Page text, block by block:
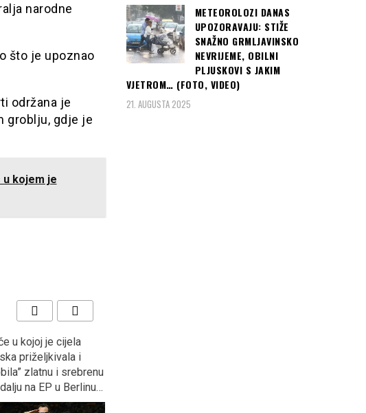
narodne
što je upoznao
održana je
groblju, gdje je
kojem je
u kojoj je cijela
priželjkivala i
zlatnu i srebrenu
na EP u Berlinu…
METEOROLOZI DANAS
UPOZORAVAJU: STIŽE
SNAŽNO GRMLJAVINSKO
NEVRIJEME, OBILNI
PLJUSKOVI S JAKIM
VJETROM… (FOTO, VIDEO)
21. AUGUSTA 2025